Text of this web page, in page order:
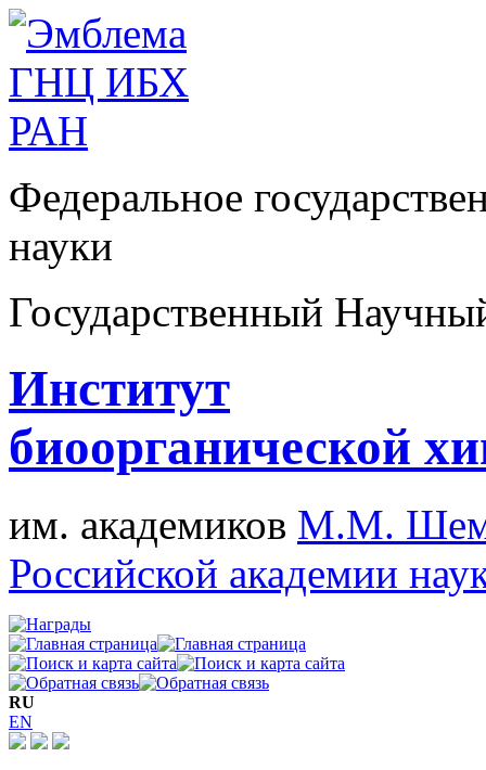
Федеральное
науки
Государственный
Институт
биоорганической
им. академиков М.М.
Российской академии
RU
EN